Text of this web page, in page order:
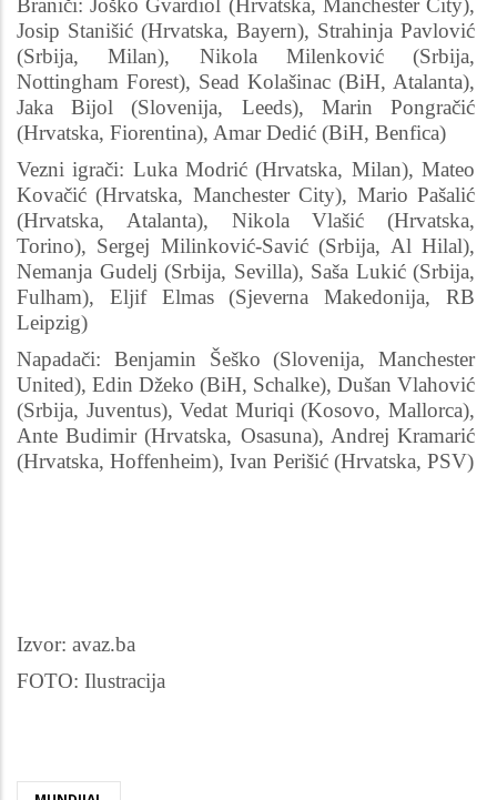
Josip Stanišić (Hrvatska, Bayern), Strahinja Pavlović
(Srbija, Milan), Nikola Milenković (Srbija,
Nottingham Forest), Sead Kolašinac (BiH, Atalanta),
Jaka Bijol (Slovenija, Leeds), Marin Pongračić
(Hrvatska, Fiorentina), Amar Dedić (BiH, Benfica)
Vezni igrači: Luka Modrić (Hrvatska, Milan), Mateo
Kovačić (Hrvatska, Manchester City), Mario Pašalić
(Hrvatska, Atalanta), Nikola Vlašić (Hrvatska,
Torino), Sergej Milinković-Savić (Srbija, Al Hilal),
Nemanja Gudelj (Srbija, Sevilla), Saša Lukić (Srbija,
Fulham), Eljif Elmas (Sjeverna Makedonija, RB
Leipzig)
Napadači: Benjamin Šeško (Slovenija, Manchester
United), Edin Džeko (BiH, Schalke), Dušan Vlahović
(Srbija, Juventus), Vedat Muriqi (Kosovo, Mallorca),
Ante Budimir (Hrvatska, Osasuna), Andrej Kramarić
(Hrvatska, Hoffenheim), Ivan Perišić (Hrvatska, PSV)
Izvor: avaz.ba
FOTO: Ilustracija